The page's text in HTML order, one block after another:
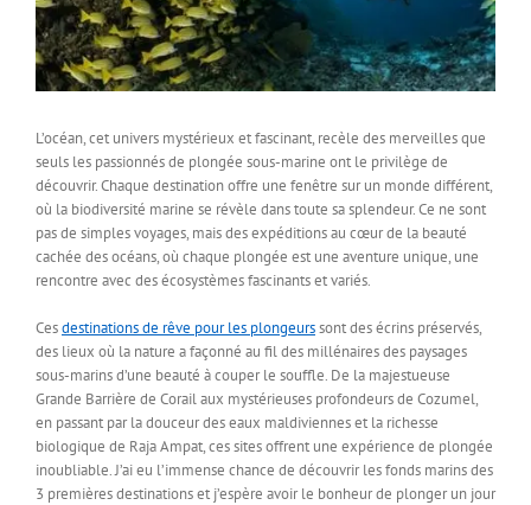
L’océan, cet univers mystérieux et fascinant, recèle des merveilles que
seuls les passionnés de plongée sous-marine ont le privilège de
découvrir. Chaque destination offre une fenêtre sur un monde différent,
où la biodiversité marine se révèle dans toute sa splendeur. Ce ne sont
pas de simples voyages, mais des expéditions au cœur de la beauté
cachée des océans, où chaque plongée est une aventure unique, une
rencontre avec des écosystèmes fascinants et variés.
Cesdestinations de rêve pour les plongeurssont des écrins préservés,
des lieux où la nature a façonné au fil des millénaires des paysages
sous-marins d’une beauté à couper le souffle. De la majestueuse
Grande Barrière de Corail aux mystérieuses profondeurs de Cozumel,
en passant par la douceur des eaux maldiviennes et la richesse
biologique de Raja Ampat, ces sites offrent une expérience de plongée
inoubliable. J’ai eu l’immense chance de découvrir les fonds marins des
3 premières destinations et j’espère avoir le bonheur de plonger un jour